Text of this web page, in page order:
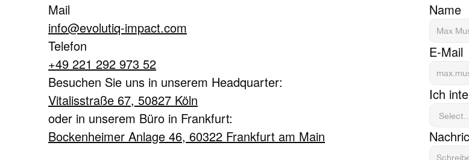
Mail
info@evolutiq-impact.com
Telefon
+49 221 292 973 52
Besuchen Sie uns in unserem Headquarter:
Vitalisstraße 67, 50827 Köln
oder in unserem Büro in Frankfurt:
Bockenheimer Anlage 46, 60322 Frankfurt am Main
Name
E-Mail
Ich